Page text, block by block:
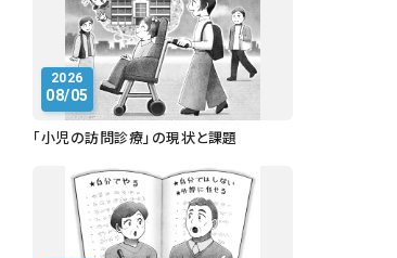
2026
08/05
「小児の訪問診療」の現状と課題